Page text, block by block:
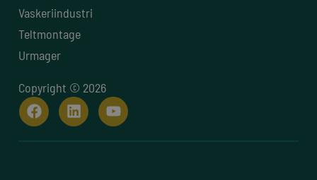
Vaskeriindustri
Teltmontage
Urmager
Copyright © 2026